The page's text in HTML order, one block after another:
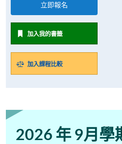
立即報名
加入我的書籤
加入課程比較
2026 年 9月學